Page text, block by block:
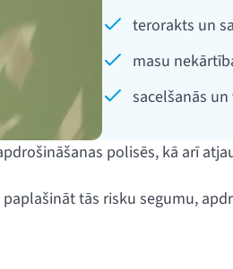
terorakts un
masu
sacelšanās
polisēs, kā arī
tās risku segumu,